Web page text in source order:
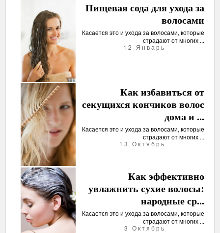
Пищевая сода для ухода за
волосами
Касается это и ухода за волосами, которые
страдают от многих ...
12 Январь
Как избавиться от
секущихся кончиков волос
дома и ...
Касается это и ухода за волосами, которые
страдают от многих ...
13 Октябрь
Как эффективно
увлажнить сухие волосы:
народные ср...
Касается это и ухода за волосами, которые
страдают от многих ...
3 Октябрь